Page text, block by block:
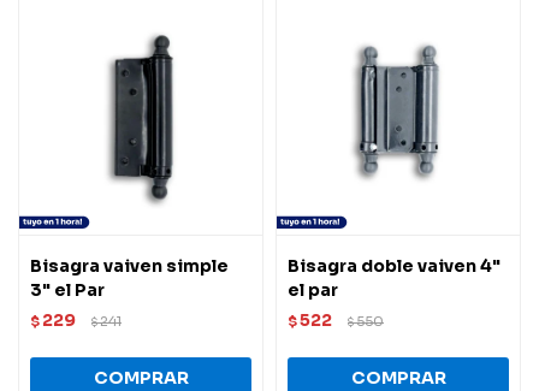
Bisagra vaiven simple
3" el Par
$ 229 $241
Bisagra doble vaiven 4"
el par
$522 $550